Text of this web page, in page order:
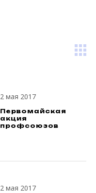
2 мая 2017
Первомайская
акция
профсоюзов
2 мая 2017